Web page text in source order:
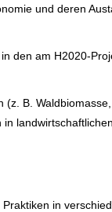
und deren
den am H2020-
B.
in